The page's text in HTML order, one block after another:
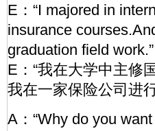
E：“I majored in
insurance
graduation field work.”
E：“我在大学中主修
我在一家保险公司进
A：“Why do you